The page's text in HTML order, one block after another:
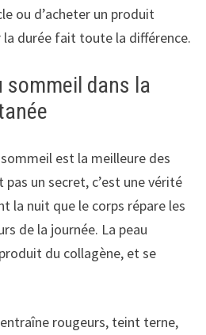
ou d’acheter un produit
la durée fait toute la différence.
sommeil dans la
est la meilleure des
pas un secret, c’est une vérité
la nuit que le corps répare les
de la journée. La peau
du collagène, et se
rougeurs, teint terne,